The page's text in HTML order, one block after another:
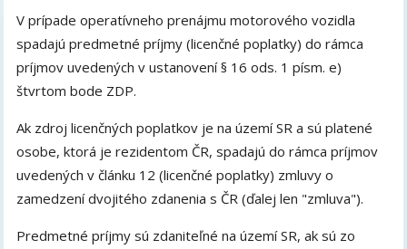
V prípade operatívneho prenájmu motorového vozidla
spadajú predmetné príjmy (licenčné poplatky) do rámca
príjmov uvedených v ustanovení § 16 ods. 1 písm. e)
štvrtom bode ZDP.
Ak zdroj licenčných poplatkov je na území SR a sú platené
osobe, ktorá je rezidentom ČR, spadajú do rámca príjmov
uvedených v článku 12 (licenčné poplatky) zmluvy o
zamedzení dvojitého zdanenia s ČR (ďalej len "zmluva").
Predmetné príjmy sú zdaniteľné na území SR, ak sú zo